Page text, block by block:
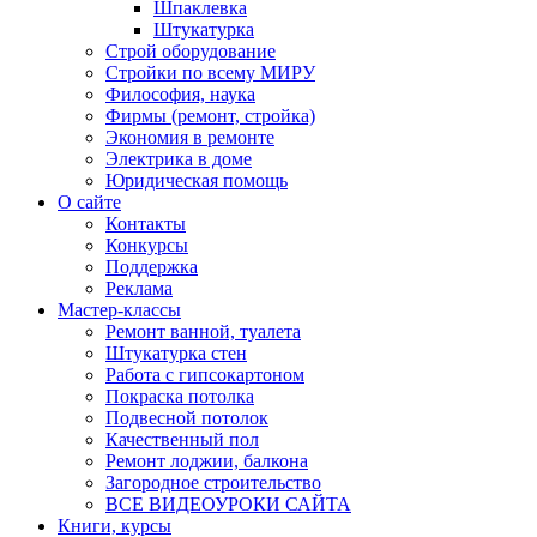
Шпаклевка
Штукатурка
Строй оборудование
Стройки по всему МИРУ
Философия, наука
Фирмы (ремонт, стройка)
Экономия в ремонте
Электрика в доме
Юридическая помощь
О сайте
Контакты
Конкурсы
Поддержка
Реклама
Мастер-классы
Ремонт ванной, туалета
Штукатурка стен
Работа с гипсокартоном
Покраска потолка
Подвесной потолок
Качественный пол
Ремонт лоджии, балкона
Загородное строительство
ВСЕ ВИДЕОУРОКИ САЙТА
Книги, курсы